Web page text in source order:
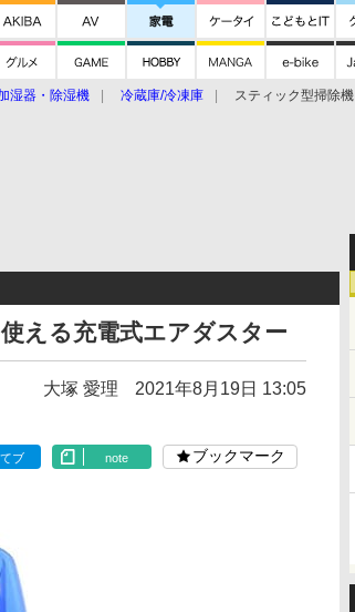
湿器・除湿機 冷蔵庫/冷凍庫 スティック型掃除機
える充電式エアダスター
大塚 愛理 2021年8月19日 13:05
ブ note ブックマーク